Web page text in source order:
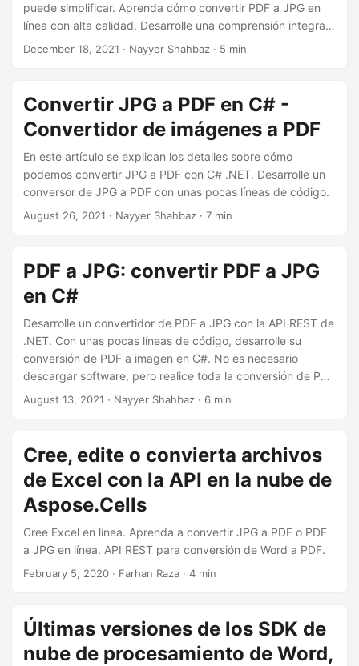
puede simplificar. Aprenda cómo convertir PDF a JPG en
línea con alta calidad. Desarrolle una comprensión integral
con instrucciones paso a paso y ejemplos de código para
December 18, 2021 · Nayyer Shahbaz · 5 min
Convertir JPG a PDF en C# -
Convertidor de imágenes a PDF
En este artículo se explican los detalles sobre cómo
podemos convertir JPG a PDF con C# .NET. Desarrolle un
conversor de JPG a PDF con unas pocas líneas de código.
August 26, 2021 · Nayyer Shahbaz · 7 min
PDF a JPG: convertir PDF a JPG
en C#
Desarrolle un convertidor de PDF a JPG con la API REST de
.NET. Con unas pocas líneas de código, desarrolle su
conversión de PDF a imagen en C#. No es necesario
descargar software, pero realice toda la conversión de PDF
a JPEG en C#.
August 13, 2021 · Nayyer Shahbaz · 6 min
Cree, edite o convierta archivos
de Excel con la API en la nube de
Aspose.Cells
Cree Excel en línea. Aprenda a convertir JPG a PDF o PDF
a JPG en línea. API REST para conversión de Word a PDF.
February 5, 2020 · Farhan Raza · 4 min
Últimas versiones de los SDK de
nube de procesamiento de Word,